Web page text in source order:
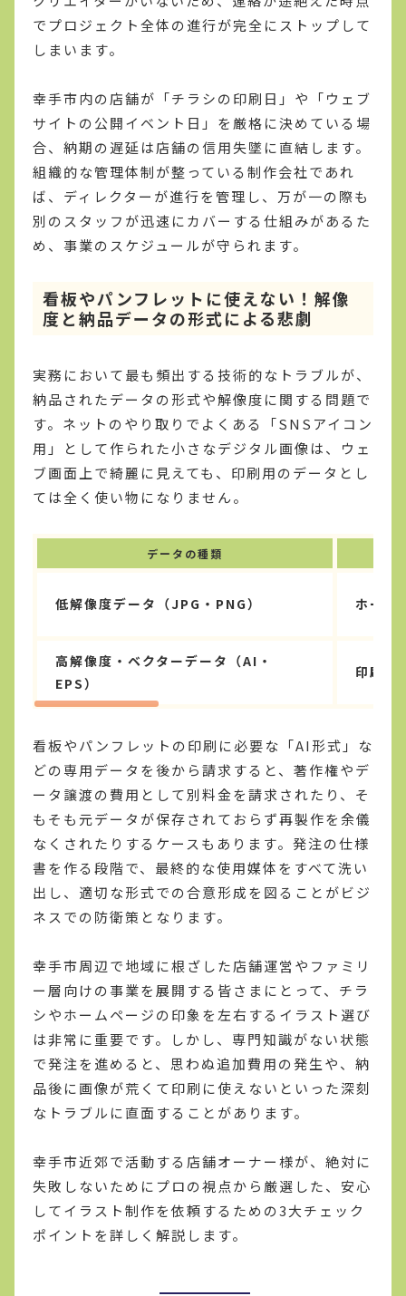
でプロジェクト全体の進行が完全にストップして
しまいます。
幸手市内の店舗が「チラシの印刷日」や「ウェブ
サイトの公開イベント日」を厳格に決めている場
合、納期の遅延は店舗の信用失墜に直結します。
組織的な管理体制が整っている制作会社であれ
ば、ディレクターが進行を管理し、万が一の際も
別のスタッフが迅速にカバーする仕組みがあるた
め、事業のスケジュールが守られます。
看板やパンフレットに使えない！解像
度と納品データの形式による悲劇
実務において最も頻出する技術的なトラブルが、
納品されたデータの形式や解像度に関する問題で
す。ネットのやり取りでよくある「SNSアイコン
用」として作られた小さなデジタル画像は、ウェ
ブ画面上で綺麗に見えても、印刷用のデータとし
ては全く使い物になりません。
データの種類
低解像度データ（JPG・PNG） ホーム
高解像度・ベクターデータ（AI・
EPS）
印刷物
看板やパンフレットの印刷に必要な「AI形式」な
どの専用データを後から請求すると、著作権やデ
ータ譲渡の費用として別料金を請求されたり、そ
もそも元データが保存されておらず再製作を余儀
なくされたりするケースもあります。発注の仕様
書を作る段階で、最終的な使用媒体をすべて洗い
出し、適切な形式での合意形成を図ることがビジ
ネスでの防衛策となります。
幸手市周辺で地域に根ざした店舗運営やファミリ
ー層向けの事業を展開する皆さまにとって、チラ
シやホームページの印象を左右するイラスト選び
は非常に重要です。しかし、専門知識がない状態
で発注を進めると、思わぬ追加費用の発生や、納
品後に画像が荒くて印刷に使えないといった深刻
なトラブルに直面することがあります。
幸手市近郊で活動する店舗オーナー様が、絶対に
失敗しないためにプロの視点から厳選した、安心
してイラスト制作を依頼するための3大チェック
ポイントを詳しく解説します。